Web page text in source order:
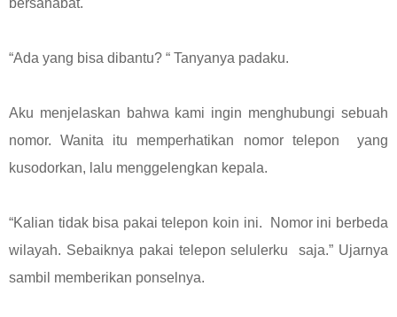
“Ada yang bisa dibantu? “ Tanyanya padaku.
Aku menjelaskan bahwa kami ingin menghubungi sebuah
nomor. Wanita itu memperhatikan nomor telepon yang
kusodorkan, lalu menggelengkan kepala.
“Kalian tidak bisa pakai telepon koin ini. Nomor ini berbeda
wilayah. Sebaiknya pakai telepon selulerku saja.” Ujarnya
sambil memberikan ponselnya.